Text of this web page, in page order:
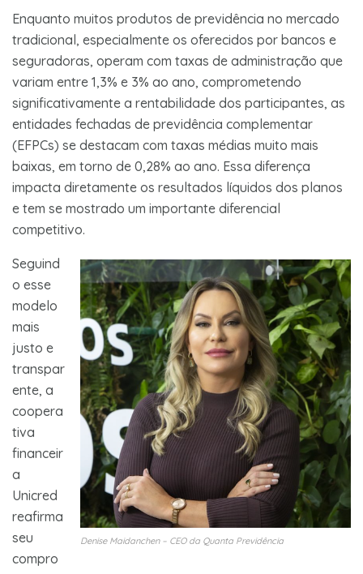
Enquanto muitos produtos de previdência no mercado
tradicional, especialmente os oferecidos por bancos e
seguradoras, operam com taxas de administração que
variam entre 1,3% e 3% ao ano, comprometendo
significativamente a rentabilidade dos participantes, as
entidades fechadas de previdência complementar
(EFPCs) se destacam com taxas médias muito mais
baixas, em torno de 0,28% ao ano. Essa diferença
impacta diretamente os resultados líquidos dos planos
e tem se mostrado um importante diferencial
competitivo.
Denise Maidanchen – CEO da Quanta Previdência
Seguind
o esse
modelo
mais
justo e
transpar
ente, a
coopera
tiva
financeir
a
Unicred
reafirma
seu
compro